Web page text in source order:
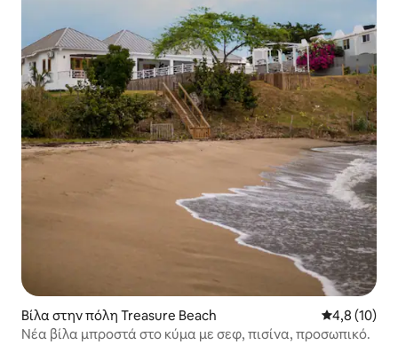
Βίλα στην πόλη Treasure Beach Μέση
4,8 (10)
Νέα βίλα μπροστά στο κύμα με σεφ, πισίνα, προσωπικό.